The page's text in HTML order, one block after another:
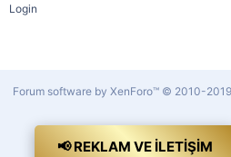
Login
Forum software by XenForo™ © 2010-
📢 REKLAM VE İLETIŞIM